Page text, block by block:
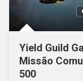
Yield Guild
Missão
500